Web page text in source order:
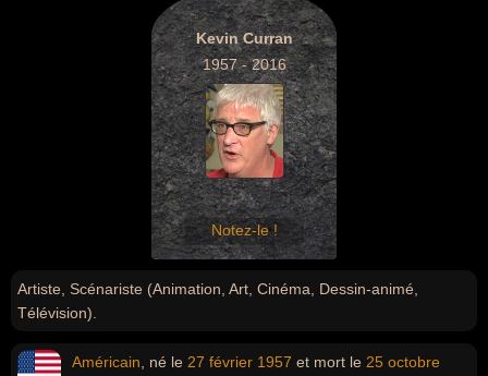
Kevin Curran
1957 - 2016
Notez-le !
Artiste, Scénariste (Animation, Art, Cinéma, Dessin-animé,
Télévision).
Américain , né le 27 février 1957 et mort le 25 octobre